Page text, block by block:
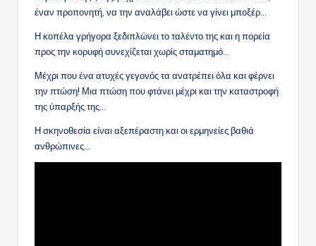
έναν προπονητή, να την αναλάβει ώστε να γίνει μποξέρ…
Η κοπέλα γρήγορα ξεδιπλώνει το ταλέντο της και η πορεία
προς την κορυφή συνεχίζεται χωρίς σταματημό…
Μέχρι που ένα ατυχές γεγονός τα ανατρέπει όλα και φέρνει
την πτώση! Μια πτώση που φτάνει μέχρι και την καταστροφή
της ύπαρξής της…
Η σκηνοθεσία είναι αξεπέραστη και οι ερμηνείες βαθιά
ανθρώπινες…